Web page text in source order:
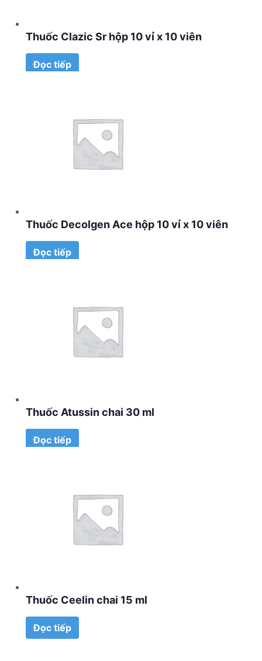
Thuốc Clazic Sr hộp 10 vỉ x 10 viên
Đọc tiếp
Thuốc Decolgen Ace hộp 10 vỉ x 10 viên
Đọc tiếp
Thuốc Atussin chai 30 ml
Đọc tiếp
Thuốc Ceelin chai 15 ml
Đọc tiếp